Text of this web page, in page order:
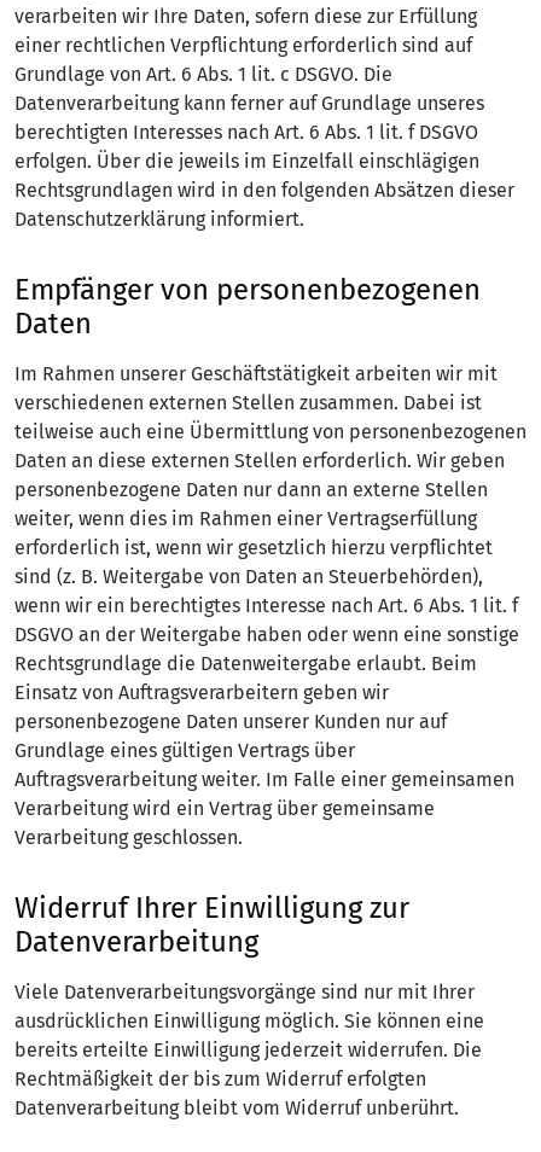
verarbeiten wir Ihre Daten, sofern diese zur Erfüllung
einer rechtlichen Verpflichtung erforderlich sind auf
Grundlage von Art. 6 Abs. 1 lit. c DSGVO. Die
Datenverarbeitung kann ferner auf Grundlage unseres
berechtigten Interesses nach Art. 6 Abs. 1 lit. f DSGVO
erfolgen. Über die jeweils im Einzelfall einschlägigen
Rechtsgrundlagen wird in den folgenden Absätzen dieser
Datenschutzerklärung informiert.
Empfänger von personenbezogenen
Daten
Im Rahmen unserer Geschäftstätigkeit arbeiten wir mit
verschiedenen externen Stellen zusammen. Dabei ist
teilweise auch eine Übermittlung von personenbezogenen
Daten an diese externen Stellen erforderlich. Wir geben
personenbezogene Daten nur dann an externe Stellen
weiter, wenn dies im Rahmen einer Vertragserfüllung
erforderlich ist, wenn wir gesetzlich hierzu verpflichtet
sind (z. B. Weitergabe von Daten an Steuerbehörden),
wenn wir ein berechtigtes Interesse nach Art. 6 Abs. 1 lit. f
DSGVO an der Weitergabe haben oder wenn eine sonstige
Rechtsgrundlage die Datenweitergabe erlaubt. Beim
Einsatz von Auftragsverarbeitern geben wir
personenbezogene Daten unserer Kunden nur auf
Grundlage eines gültigen Vertrags über
Auftragsverarbeitung weiter. Im Falle einer gemeinsamen
Verarbeitung wird ein Vertrag über gemeinsame
Verarbeitung geschlossen.
Widerruf Ihrer Einwilligung zur
Datenverarbeitung
Viele Datenverarbeitungsvorgänge sind nur mit Ihrer
ausdrücklichen Einwilligung möglich. Sie können eine
bereits erteilte Einwilligung jederzeit widerrufen. Die
Rechtmäßigkeit der bis zum Widerruf erfolgten
Datenverarbeitung bleibt vom Widerruf unberührt.